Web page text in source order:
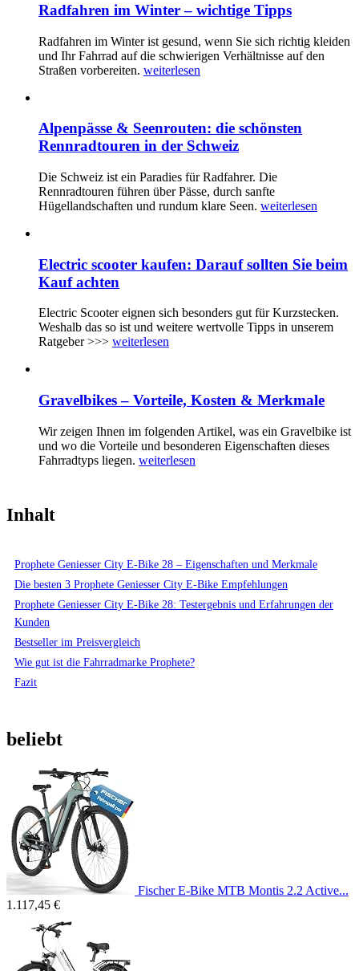
Radfahren im Winter – wichtige Tipps
Radfahren im Winter ist gesund, wenn Sie sich richtig kleiden
und Ihr Fahrrad auf die schwierigen Verhältnisse auf den
Straßen vorbereiten. weiterlesen
Alpenpässe & Seenrouten: die schönsten
Rennradtouren in der Schweiz
Die Schweiz ist ein Paradies für Radfahrer. Die
Rennradtouren führen über Pässe, durch sanfte
Hügellandschaften und rundum klare Seen. weiterlesen
Electric scooter kaufen: Darauf sollten Sie beim
Kauf achten
Electric Scooter eignen sich besonders gut für Kurzstecken.
Weshalb das so ist und weitere wertvolle Tipps in unserem
Ratgeber >>> weiterlesen
Gravelbikes – Vorteile, Kosten & Merkmale
Wir zeigen Ihnen im folgenden Artikel, was ein Gravelbike ist
und wo die Vorteile und besonderen Eigenschaften dieses
Fahrradtyps liegen. weiterlesen
Inhalt
Prophete Geniesser City E-Bike 28 – Eigenschaften und Merkmale
Die besten 3 Prophete Geniesser City E-Bike Empfehlungen
Prophete Geniesser City E-Bike 28: Testergebnis und Erfahrungen der
Kunden
Bestseller im Preisvergleich
Wie gut ist die Fahrradmarke Prophete?
Fazit
beliebt
Fischer E-Bike MTB Montis 2.2 Active...
1.117,45 €